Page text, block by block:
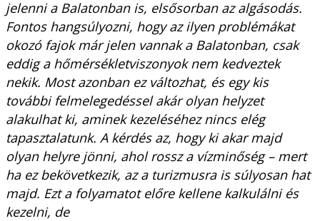
jelenni a Balatonban is, elsősorban az algásodás.
Fontos hangsúlyozni, hogy az ilyen problémákat
okozó fajok már jelen vannak a Balatonban, csak
eddig a hőmérsékletviszonyok nem kedveztek
nekik. Most azonban ez változhat, és egy kis
további felmelegedéssel akár olyan helyzet
alakulhat ki, aminek kezeléséhez nincs elég
tapasztalatunk. A kérdés az, hogy ki akar majd
olyan helyre jönni, ahol rossz a vízminőség – mert
ha ez bekövetkezik, az a turizmusra is súlyosan hat
majd. Ezt a folyamatot előre kellene kalkulálni és
kezelni, de